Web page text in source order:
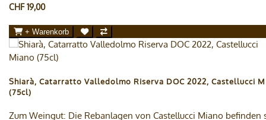
CHF 19,00
+ Warenkorb
Shiarà, Catarratto Valledolmo Riserva DOC 2022, Castellucci
(75cl)
Zum Weingut: Die Rebanlagen von Castellucci Miano befinden